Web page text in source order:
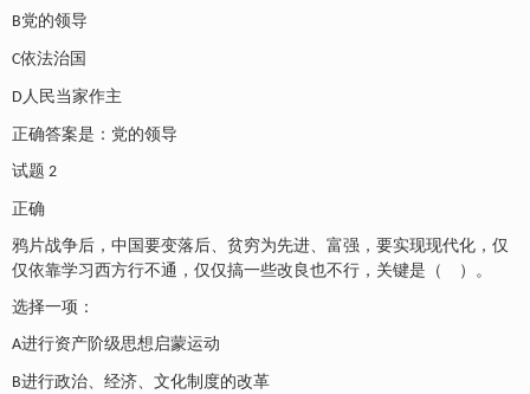
B党的领导
C依法治国
D人民当家作主
正确答案是：党的领导
试题 2
正确
鸦片战争后，中国要变落后、贫穷为先进、富强，要实现现代化，仅
仅依靠学习西方行不通，仅仅搞一些改良也不行，关键是（ ）。
选择一项：
A进行资产阶级思想启蒙运动
B进行政治、经济、文化制度的改革